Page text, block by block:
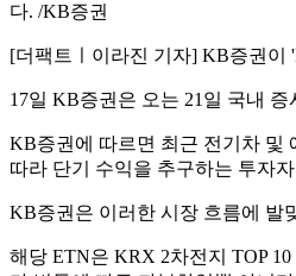
다. /KB증권
[더팩트ㅣ이라진 기자] KB증권이
17일 KB증권은 오는 21일 국내
KB증권에 따르면 최근 전기차 및
따라 단기 수익을 추구하는 투자
KB증권은 이러한 시장 흐름에 발
해당 ETN은 KRX 2차전지 TOP